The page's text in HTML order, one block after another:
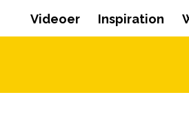
Videoer Inspiration